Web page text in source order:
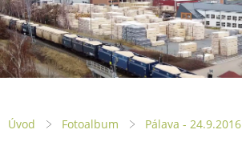
Úvod Fotoalbum Pálava - 24.9.2016